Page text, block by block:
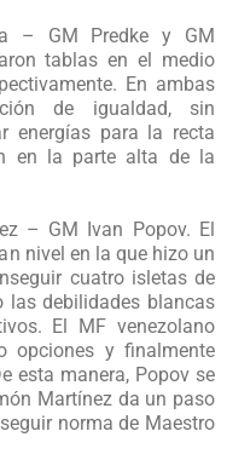
– GM Predke y GM
tablas en el medio
En ambas
de igualdad, sin
energías para la recta
en la parte alta de la
– GM Ivan Popov. El
nivel en la que hizo un
cuatro isletas de
las debilidades blancas
El MF venezolano
opciones y finalmente
esta manera, Popov se
Martínez da un paso
norma de Maestro